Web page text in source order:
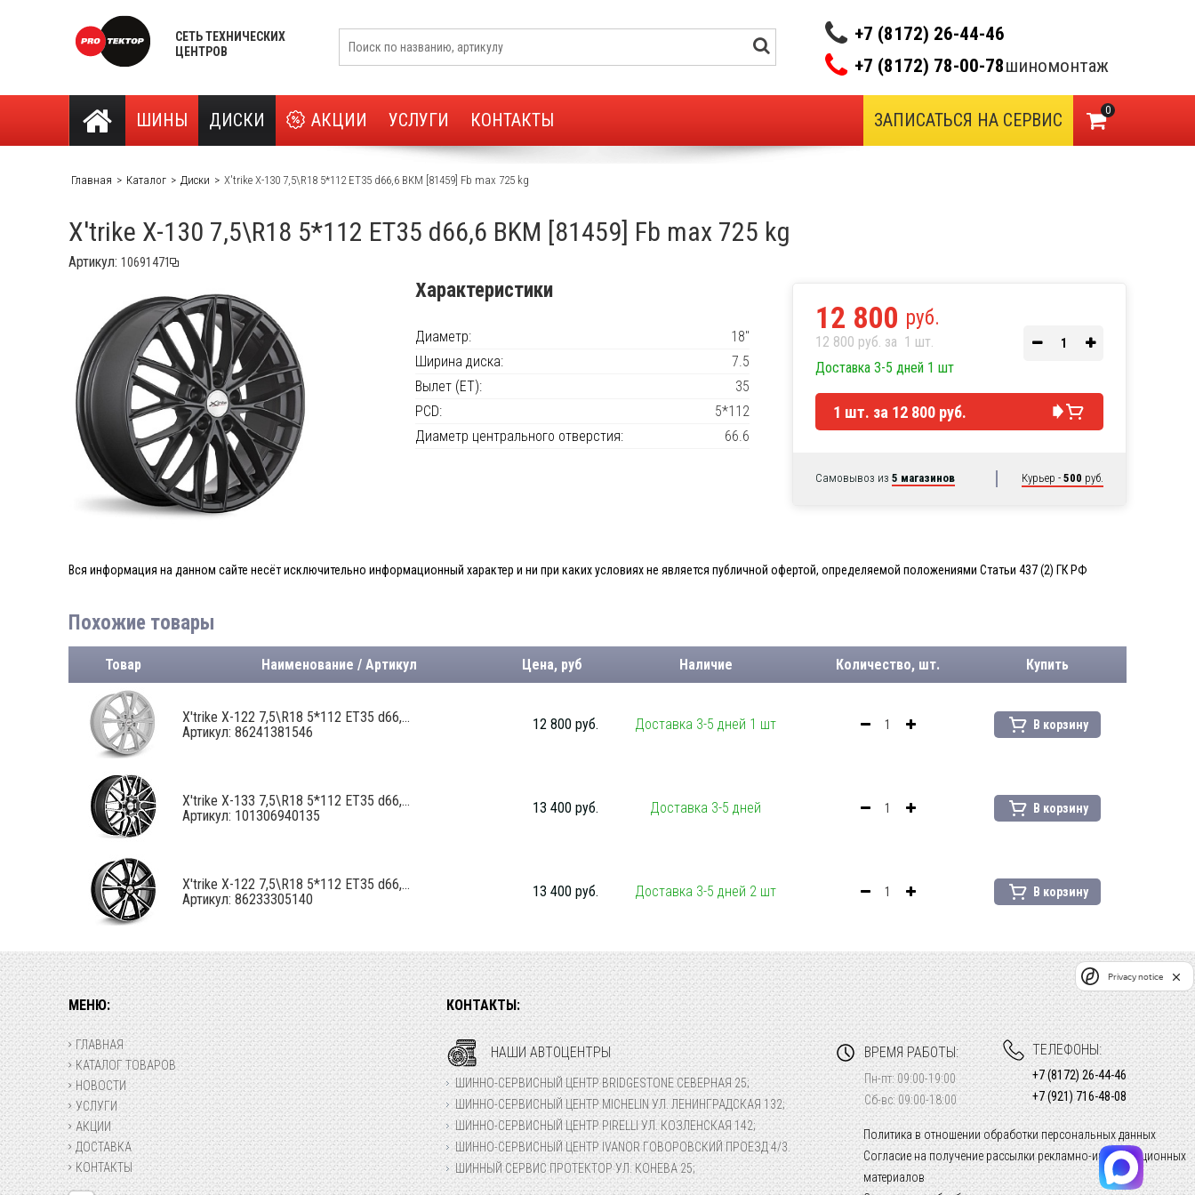
СЕТЬ ТЕХНИЧЕСКИХ
ЦЕНТРОВ
+7 (8172) 26-44-46
+7 (8172) 78-00-78шиномонтаж
ШИНЫ ДИСКИ АКЦИИ УСЛУГИ КОНТАКТЫ 0
ЗАПИСАТЬСЯ НА СЕРВИС
Главная Каталог Диски X'trike X-130 7,5\R18 5*112 ET35 d66,6 BKM [81459] Fb max 725 kg
X'trike X-130 7,5\R18 5*112 ET35 d66,6 BKM [81459] Fb max 725 kg
Артикул:
Характеристики
Диаметр:
18"
Ширина диска:
7.5
Вылет (ET):
35
PCD:
5*112
Диаметр центрального отверстия:
66.6
12 800 руб.
12 800 руб. за 1 шт.
Доставка 3-5 дней 1 шт
1 шт. за 12 800 руб.
Самовывоз из 5 магазинов Курьер - 500 руб.
Вся информация на данном сайте несёт исключительно информационный характер и ни при каких условиях не является публичной офертой, определяемой положениями Статьи 437 (2) ГК РФ
Похожие товары
Товар Наименование / Артикул Цена, руб Наличие Количество, шт. Купить
X'trike X-122 7,5\R18 5*112 ET35 d66,...
Артикул: 86241381546
12 800 руб. Доставка 3-5 дней 1 шт В корзину
X'trike X-133 7,5\R18 5*112 ET35 d66,...
Артикул: 101306940135
13 400 руб. Доставка 3-5 дней В корзину
X'trike X-122 7,5\R18 5*112 ET35 d66,...
Артикул: 86233305140
13 400 руб. Доставка 3-5 дней 2 шт В корзину
МЕНЮ:
ГЛАВНАЯ
КАТАЛОГ ТОВАРОВ
НОВОСТИ
УСЛУГИ
АКЦИИ
ДОСТАВКА
КОНТАКТЫ
КОНТАКТЫ:
НАШИ АВТОЦЕНТРЫ
ШИННО-СЕРВИСНЫЙ ЦЕНТР BRIDGESTONE СЕВЕРНАЯ 25;
ШИННО-СЕРВИСНЫЙ ЦЕНТР MICHELIN УЛ. ЛЕНИНГРАДСКАЯ 132;
ШИННО-СЕРВИСНЫЙ ЦЕНТР PIRELLI УЛ. КОЗЛЕНСКАЯ 142;
ШИННО-СЕРВИСНЫЙ ЦЕНТР IVANOR ГОВОРОВСКИЙ ПРОЕЗД 4/3.
ШИННЫЙ СЕРВИС ПРОТЕКТОР УЛ. КОНЕВА 25;
ВРЕМЯ РАБОТЫ:
Пн-пт: 09:00-19:00
Сб-вс: 09:00-18:00
Политика в отношении обработки персональных данных
Согласие на получение рассылки рекламно-информационных
материалов
ТЕЛЕФОНЫ:
+7 (8172) 26-44-46
+7 (921) 716-48-08
Privacy notice